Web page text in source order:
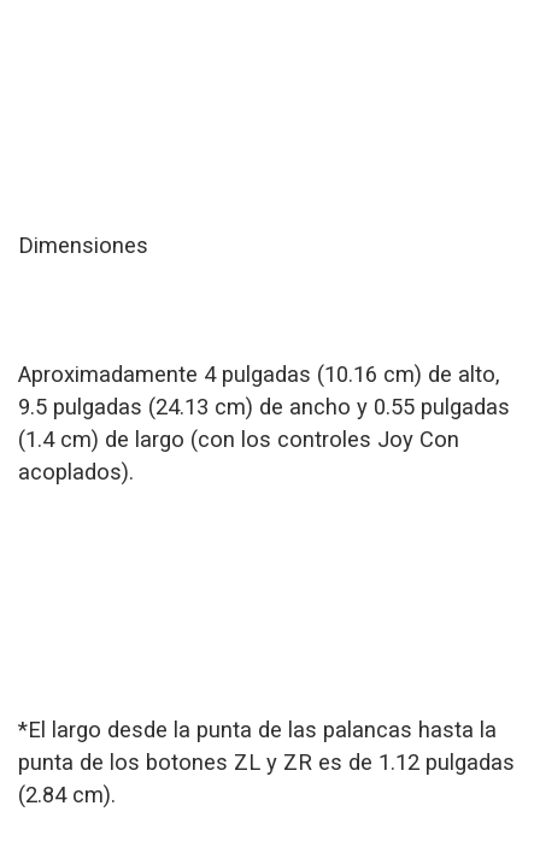
Dimensiones
Aproximadamente 4 pulgadas (10.16 cm) de alto,
9.5 pulgadas (24.13 cm) de ancho y 0.55 pulgadas
(1.4 cm) de largo (con los controles Joy Con
acoplados).
*El largo desde la punta de las palancas hasta la
punta de los botones ZL y ZR es de 1.12 pulgadas
(2.84 cm).